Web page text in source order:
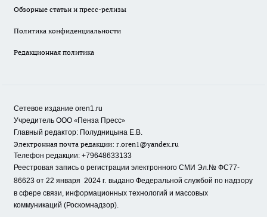
Обзорные статьи и пресс-релизы
Политика конфиденциальности
Редакционная политика
Сетевое издание oren1.ru
Учредитель ООО «Пенза Пресс»
Главный редактор: Полудницына Е.В.
Электронная почта редакции: r.oren1@yandex.ru
Телефон редакции: +79648633133
Реестровая запись о регистрации электронного СМИ Эл.№ ФС77-
86623 от 22 января 2024 г. выдано Федеральной службой по надзору
в сфере связи, информационных технологий и массовых
коммуникаций (Роскомнадзор).